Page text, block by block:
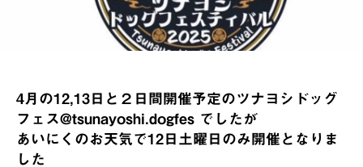
4月の12,13日と２日間開催予定のツナヨシドッグ
フェス@tsunayoshi.dogfes でしたが
あいにくのお天気で12日土曜日のみ開催となりま
した